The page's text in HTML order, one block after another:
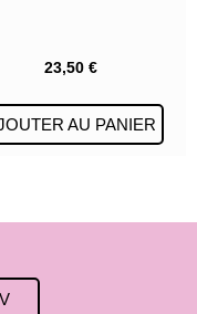
23,50 €
AU PANIER